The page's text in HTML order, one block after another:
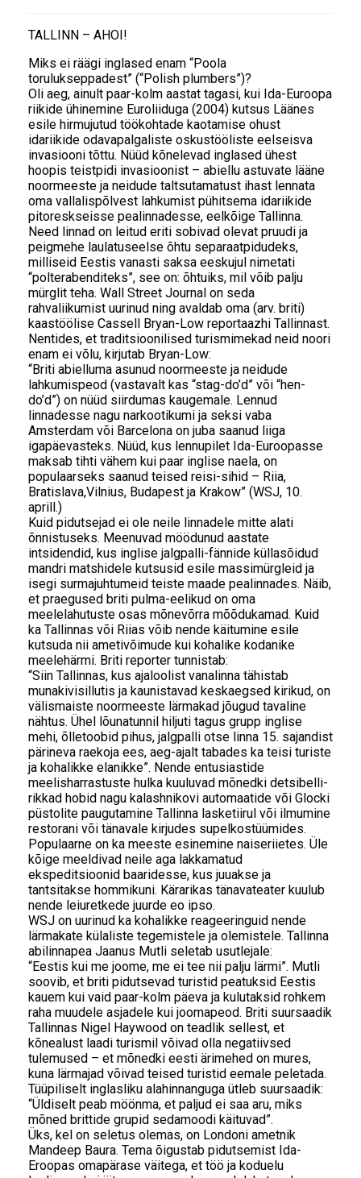
TALLINN – AHOI!
Miks ei räägi inglased enam “Poola
torulukseppadest” (“Polish plumbers”)?
Oli aeg, ainult paar-kolm aastat tagasi, kui Ida-Euroopa
riikide ühinemine Euroliiduga (2004) kutsus Läänes
esile hirmujutud töökohtade kaotamise ohust
idariikide odavapalgaliste oskustööliste eelseisva
invasiooni tõttu. Nüüd kõnelevad inglased ühest
hoopis teistpidi invasioonist – abiellu astuvate lääne
noormeeste ja neidude taltsutamatust ihast lennata
oma vallalispõlvest lahkumist pühitsema idariikide
pitoreskseisse pealinnadesse, eelkõige Tallinna.
Need linnad on leitud eriti sobivad olevat pruudi ja
peigmehe laulatuseelse õhtu separaatpidudeks,
milliseid Eestis vanasti saksa eeskujul nimetati
“polterabenditeks”, see on: õhtuiks, mil võib palju
mürglit teha. Wall Street Journal on seda
rahvaliikumist uurinud ning avaldab oma (arv. briti)
kaastöölise Cassell Bryan-Low reportaazhi Tallinnast.
Nentides, et traditsioonilised turismimekad neid noori
enam ei võlu, kirjutab Bryan-Low:
“Briti abielluma asunud noormeeste ja neidude
lahkumispeod (vastavalt kas “stag-do’d” või “hen-
do’d”) on nüüd siirdumas kaugemale. Lennud
linnadesse nagu narkootikumi ja seksi vaba
Amsterdam või Barcelona on juba saanud liiga
igapäevasteks. Nüüd, kus lennupilet Ida-Euroopasse
maksab tihti vähem kui paar inglise naela, on
populaarseks saanud teised reisi-sihid – Riia,
Bratislava,Vilnius, Budapest ja Krakow” (WSJ, 10.
aprill.)
Kuid pidutsejad ei ole neile linnadele mitte alati
õnnistuseks. Meenuvad möödunud aastate
intsidendid, kus inglise jalgpalli-fännide küllasõidud
mandri matshidele kutsusid esile massimürgleid ja
isegi surmajuhtumeid teiste maade pealinnades. Näib,
et praegused briti pulma-eelikud on oma
meelelahutuste osas mõnevõrra mõõdukamad. Kuid
ka Tallinnas või Riias võib nende käitumine esile
kutsuda nii ametivõimude kui kohalike kodanike
meelehärmi. Briti reporter tunnistab:
“Siin Tallinnas, kus ajaloolist vanalinna tähistab
munakivisillutis ja kaunistavad keskaegsed kirikud, on
välismaiste noormeeste lärmakad jõugud tavaline
nähtus. Ühel lõunatunnil hiljuti tagus grupp inglise
mehi, õlletoobid pihus, jalgpalli otse linna 15. sajandist
pärineva raekoja ees, aeg-ajalt tabades ka teisi turiste
ja kohalikke elanikke”. Nende entusiastide
meelisharrastuste hulka kuuluvad mõnedki detsibelli-
rikkad hobid nagu kalashnikovi automaatide või Glocki
püstolite paugutamine Tallinna lasketiirul või ilmumine
restorani või tänavale kirjudes supelkostüümides.
Populaarne on ka meeste esinemine naiseriietes. Üle
kõige meeldivad neile aga lakkamatud
ekspeditsioonid baaridesse, kus juuakse ja
tantsitakse hommikuni. Kärarikas tänavateater kuulub
nende leiuretkede juurde eo ipso.
WSJ on uurinud ka kohalikke reageeringuid nende
lärmakate külaliste tegemistele ja olemistele. Tallinna
abilinnapea Jaanus Mutli seletab usutlejale:
“Eestis kui me joome, me ei tee nii palju lärmi”. Mutli
soovib, et briti pidutsevad turistid peatuksid Eestis
kauem kui vaid paar-kolm päeva ja kulutaksid rohkem
raha muudele asjadele kui joomapeod. Briti suursaadik
Tallinnas Nigel Haywood on teadlik sellest, et
kõnealust laadi turismil võivad olla negatiivsed
tulemused – et mõnedki eesti ärimehed on mures,
kuna lärmajad võivad teised turistid eemale peletada.
Tüüpiliselt inglasliku alahinnanguga ütleb suursaadik:
“Üldiselt peab möönma, et paljud ei saa aru, miks
mõned brittide grupid sedamoodi käituvad”.
Üks, kel on seletus olemas, on Londoni ametnik
Mandeep Baura. Tema õigustab pidutsemist Ida-
Eroopas omapärase väitega, et töö ja koduelu